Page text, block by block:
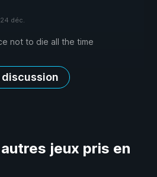
24 déc.
not to die all the time
discussion
jeux pris en